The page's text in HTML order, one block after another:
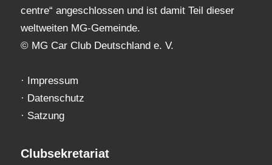
centre“ angeschlossen und ist damit Teil dieser
weltweiten MG-Gemeinde.
© MG Car Club Deutschland e. V.
·
Impressum
· Datenschutz
· Satzung
Clubsekretariat